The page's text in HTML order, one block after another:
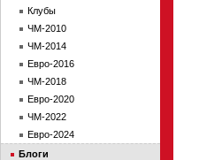
Клубы
ЧМ-2010
ЧМ-2014
Евро-2016
ЧМ-2018
Евро-2020
ЧМ-2022
Евро-2024
Блоги